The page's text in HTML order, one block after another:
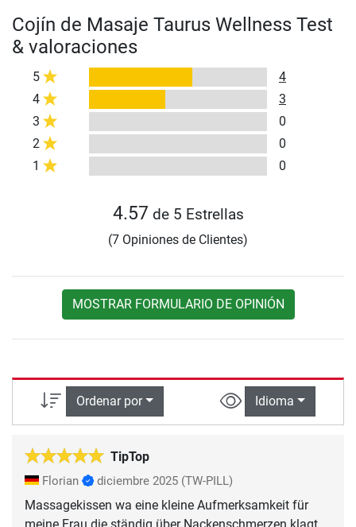
Cojín de Masaje Taurus Wellness Test
& valoraciones
5
4
4
3
3
0
2
0
1
0
4.57 de 5 Estrellas
(7 Opiniones de Clientes)
MOSTRAR FORMULARIO DE OPINIÓN
Ordenar por Idioma
TipTop
Florian diciembre 2025 (TW-PILL)
Massagekissen wa eine kleine Aufmerksamkeit für